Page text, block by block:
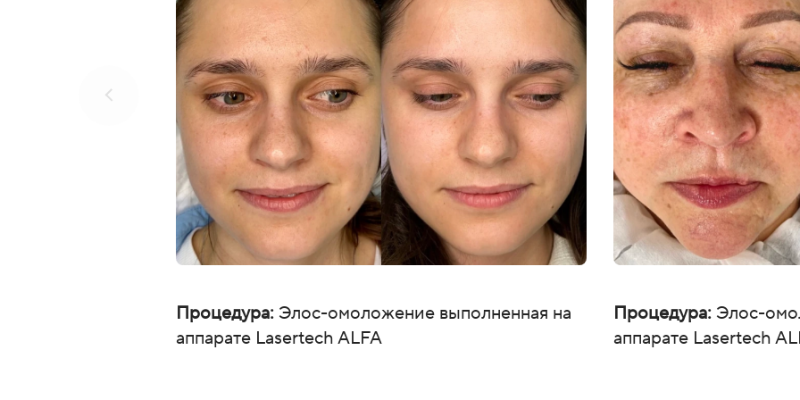
Работа с основными фототипами (1 - 4).
Приобретая аппарат, Вы получаете полную комплектацию, необходимую для работы аппарата. В
комплекте идет набор фильтров (480,530,640 нм), очки клиента, очки мастера и комплектующие для
залива воды и запуска аппарата (ключи, воронка, шнур питания), контактный гель (бесцветный,
средней вязкости), объемом 300 мл. Вам необходимо приобрести только дистиллированную воду и
можно приступать к работе.
При покупке аппарата обучение работе на оборудовании предоставляется бесплатно, доступно для 3
сотрудников, в течение трех месяцев после заключения договора. Обучение предусмотрено в онлайн
формате (ZOOM) и очно в нашем офисе в Москве. Дополнительно предоставляются видео по
основным процедурам и протоколы процедур.
лампу – ресурс 1 млн. вспышек. По окончанию ресурса можно заменить лампу в нашем сервисном
Процедура: Элос-омоложение выполненная на
аппарате Lasertech ALFA
Процедура: Элос-
аппарате Lasertech